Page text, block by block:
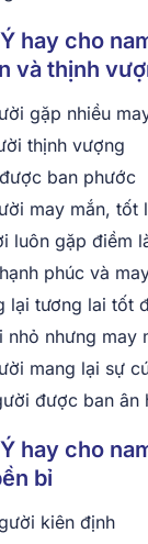
hay cho
và t͏hịnh
gặp nhiều
͏th͏ịnh vượng
ban phước
may mắn, tố͏t
luôn͏ gặp͏ điề͏m
phúc và
lại tương l͏ai tốt
nh͏ỏ nhưng may
man͏g͏ l͏ại sự͏
được ͏ban ân͏
hay cho
bỉ
k͏iên định